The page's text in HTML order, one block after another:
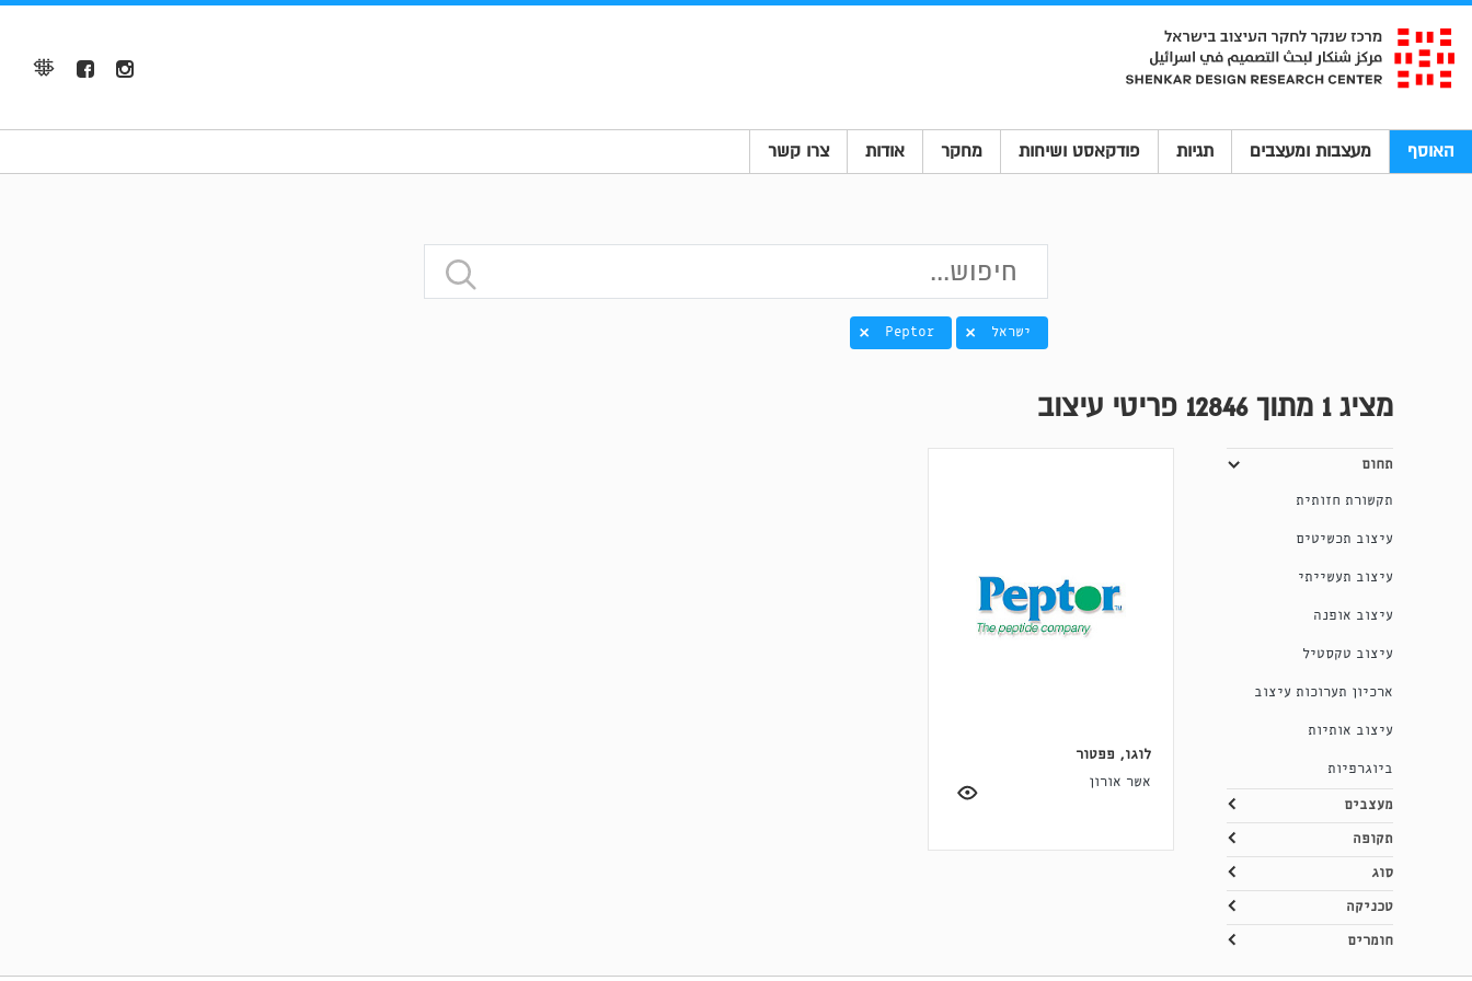
האוסף מעצבות ומעצבים תגיות פודקאסט ושיחות מחקר אודות צרו קשר
ישראל Peptor
מציג1 מתוך 12846 פריטי עיצוב
תחום
תקשורת חזותית
עיצוב תכשיטים
עיצוב תעשייתי
עיצוב אופנה
עיצוב טקסטיל
ארכיון תערוכות עיצוב
עיצוב אותיות
ביוגרפיות
מעצבים
תקופה
סוג
טכניקה
חומרים
לוגו, פפטור
אשר אורון